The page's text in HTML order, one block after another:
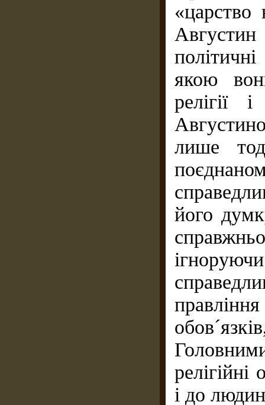
«царство
якою
релігії
лише
його
і до